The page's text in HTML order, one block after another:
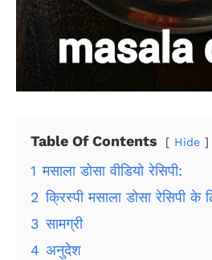
Table Of Contents Hide
1 मसाला डोसा वीडियो रेसिपी:
2 क्रिस्पी मसाला डोसा रेसिपी के
3 सामग्री
4 अनुदेश